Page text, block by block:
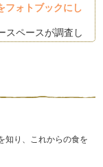
ォトブックにし
スペースが調査し
ックサービス☆
族でお出かけさ
ク
しいフォトブック
知り、これからの食を